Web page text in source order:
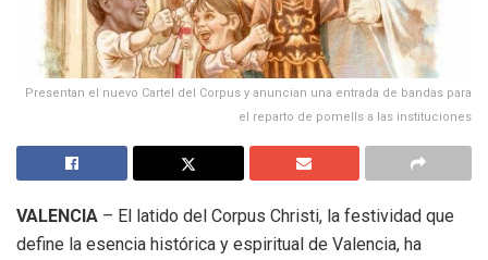
Presentan el nuevo Cartel del Corpus y anuncian una entrada de bandas para
el reparto de pomells a las instituciones
VALENCIA – El latido del Corpus Christi, la festividad que
define la esencia histórica y espiritual de Valencia, ha